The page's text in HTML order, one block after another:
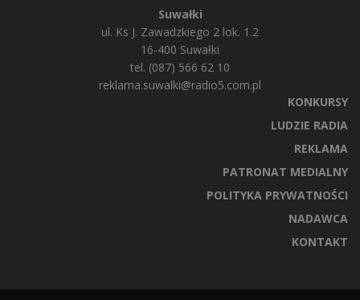
Suwałki
ul. Ks J. Zawadzkiego 2 lok. 1.2
16-400 Suwałki
tel. (087) 566 62 10
reklama.suwalki@radio5.com.pl
KONKURSY
LUDZIE RADIA
REKLAMA
PATRONAT MEDIALNY
POLITYKA PRYWATNOŚCI
NADAWCA
KONTAKT